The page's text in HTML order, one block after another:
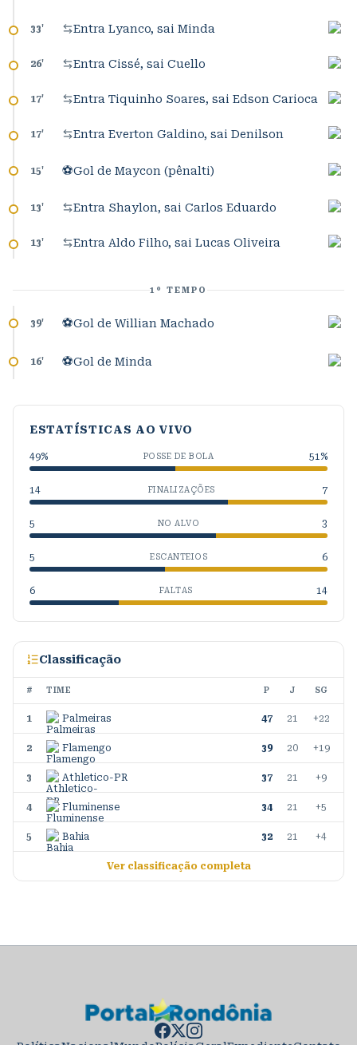
33' Entra Lyanco, sai Minda
26' Entra Cissé, sai Cuello
17' Entra Tiquinho Soares, sai Edson Carioca
17' Entra Everton Galdino, sai Denilson
15' ⚽Gol de Maycon (pênalti)
13' Entra Shaylon, sai Carlos Eduardo
13' Entra Aldo Filho, sai Lucas Oliveira
1º TEMPO
39' ⚽Gol de Willian Machado
16' ⚽Gol de Minda
ESTATÍSTICAS AO VIVO
49% POSSE DE BOLA 51%
14 FINALIZAÇÕES 7
5 NO ALVO 3
5 ESCANTEIOS 6
6 FALTAS 14
Classificação
# TIME P J SG
1 Palmeiras 47 21 +22
2 Flamengo 39 20 +19
3 Athletico-PR 37 21 +9
4 Fluminense 34 21 +5
5 Bahia 32 21 +4
Ver classificação completa